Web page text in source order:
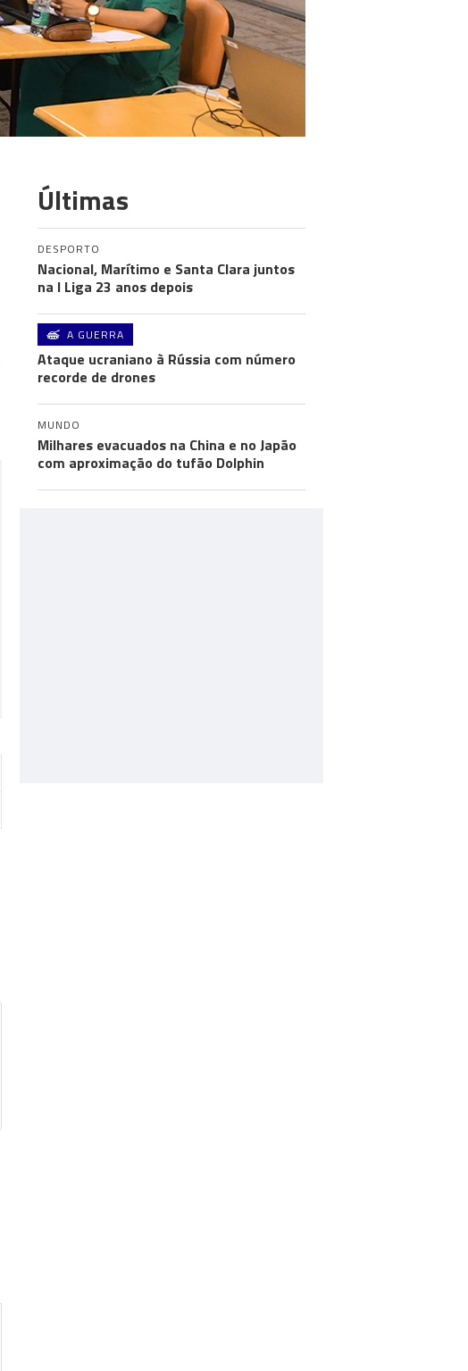
Últimas
DESPORTO
Nacional, Marítimo e Santa Clara juntos
na I Liga 23 anos depois
A GUERRA
Ataque ucraniano à Rússia com número
recorde de drones
MUNDO
Milhares evacuados na China e no Japão
com aproximação do tufão Dolphin